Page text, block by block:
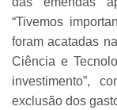
“Tivemos
foram acatadas
Ciência e
investimento”,
exclusão dos